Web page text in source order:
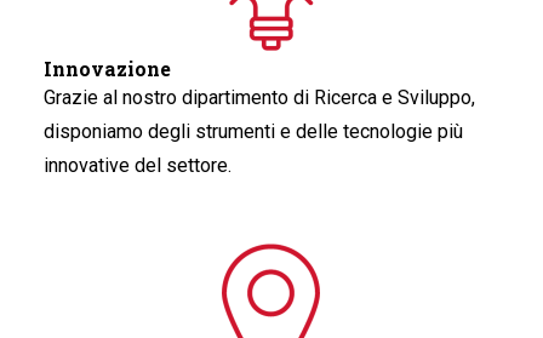
Innovazione
Grazie al nostro dipartimento di Ricerca e Sviluppo,
disponiamo degli strumenti e delle tecnologie più
innovative del settore.